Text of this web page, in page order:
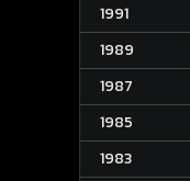
1991
1989
1987
1985
1983